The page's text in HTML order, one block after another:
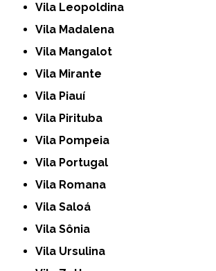
Vila Leopoldina
Vila Madalena
Vila Mangalot
Vila Mirante
Vila Piauí
Vila Pirituba
Vila Pompeia
Vila Portugal
Vila Romana
Vila Saloá
Vila Sônia
Vila Ursulina